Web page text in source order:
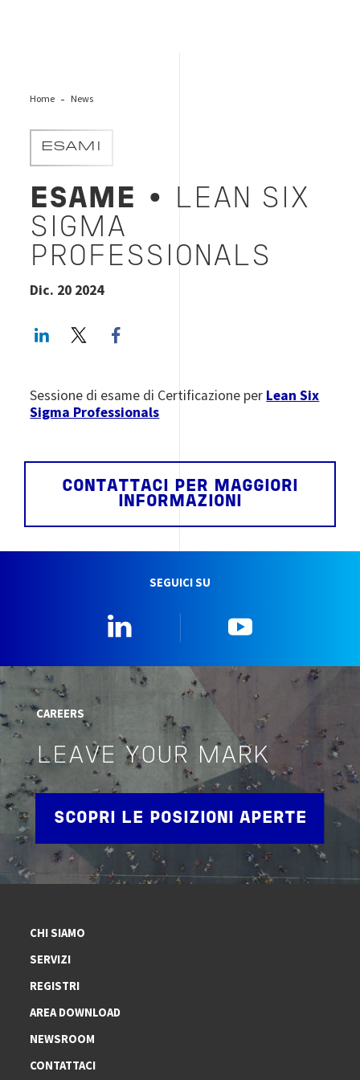
Home News
ESAMI
ESAME
• LEAN SIX
SIGMA
PROFESSIONALS
Dic. 20 2024
LinkedInTwitter
Sessione di esame di Certificazione per Lean Six
Sigma Professionals
CONTATTACI PER MAGGIORI
INFORMAZIONI
SEGUICI SU
CAREERS
LEAVE YOUR MARK
SCOPRI LE POSIZIONI APERTE
CHI SIAMO
SERVIZI
REGISTRI
AREA DOWNLOAD
NEWSROOM
CONTATTACI